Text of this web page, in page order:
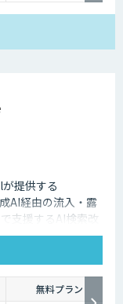
提供する
AI経由の流入・露
支援するAI検索改
無料プラン